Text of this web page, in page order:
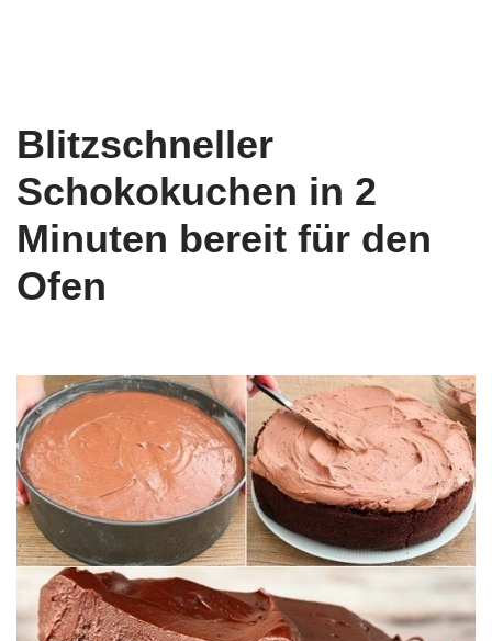
Blitzschneller
Schokokuchen in 2
Minuten bereit für den
Ofen